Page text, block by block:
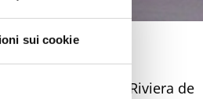
sui cookie
inoubliable sur la Riviera de